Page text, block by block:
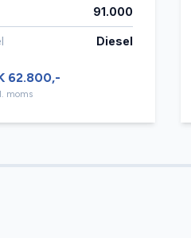
91.000
Diesel
62.800,-
moms